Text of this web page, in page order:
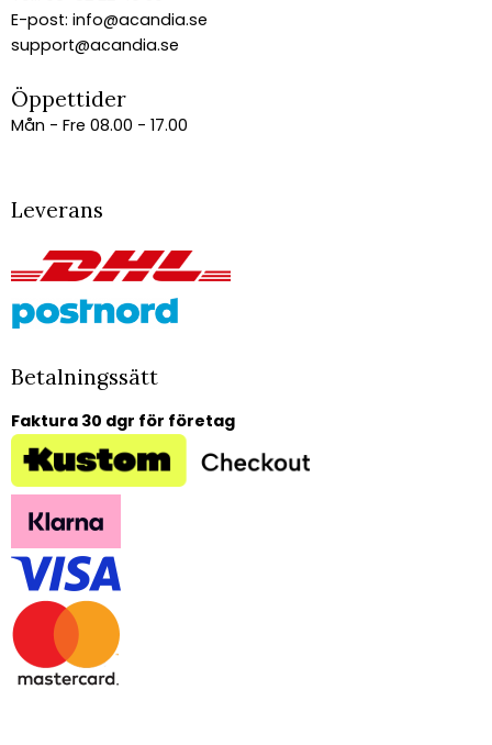
E-post: info@acandia.se
support@acandia.se
Öppettider
Mån - Fre 08.00 - 17.00
Leverans
Betalningssätt
Faktura 30 dgr för företag